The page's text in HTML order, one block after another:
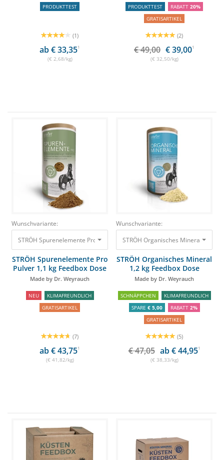
PRODUKTTEST
(1)
ab € 33,351
(€ 2,68/kg)
PRODUKTTEST
RABATT 20%
GRATISARTIKEL
(2)
€ 49,00 € 39,001
(€ 32,50/kg)
Wunschvariante:
STRÖH Spurenelemente Pro Pulver 1,1 kg Feedbox Dose Made by Dr.
STRÖH Spurenelemente Pro
Pulver 1,1 kg Feedbox Dose
Made by Dr. Weyrauch
NEU
KLIMAFREUNDLICH
GRATISARTIKEL
(7)
ab € 43,751
(€ 41,82/kg)
Wunschvariante:
STRÖH Organisches Mineral 1,2
STRÖH Organisches Mineral
1,2 kg Feedbox Dose
Made by Dr. Weyrauch
SCHNÄPPCHEN
KLIMAFREUNDLICH
SPARE € 5,00 RABATT 2%
GRATISARTIKEL
(5)
€ 47,05 ab € 44,951
(€ 38,33/kg)